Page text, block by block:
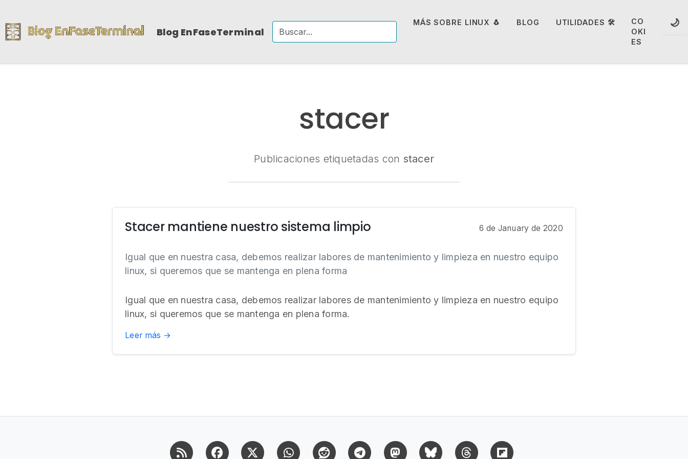
Blog EnFaseTerminal
MÁS SOBRE LINUX 🐧 BLOG UTILIDADES 🛠️
CO
OKI
ES
🌙
stacer
Publicaciones etiquetadas con stacer
Stacer mantiene nuestro sistema limpio 6 de January de 2020
Igual que en nuestra casa, debemos realizar labores de mantenimiento y limpieza en nuestro equipo
linux, si queremos que se mantenga en plena forma
Igual que en nuestra casa, debemos realizar labores de mantenimiento y limpieza en nuestro equipo
linux, si queremos que se mantenga en plena forma.
Leer más →
RSS FacebookX (Twitter)WhatsappReddit Telegram MastodonBluesky Threads